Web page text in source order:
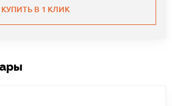
КУПИТЬ В 1 КЛИК